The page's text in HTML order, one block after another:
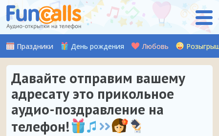
Праздники День рождения Любовь
Давайте отправим вашему
адресату это прикольное
аудио-поздравление на
телефон!